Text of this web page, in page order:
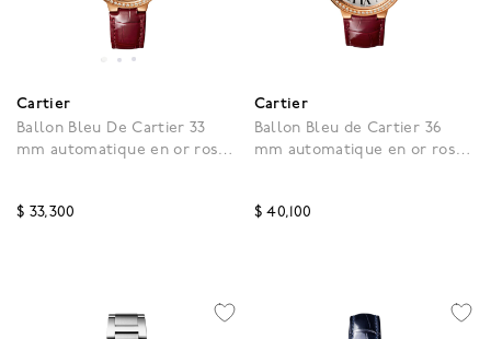
Cartier
Ballon Bleu De Cartier 33
mm automatique en or rose
$ 33,300
Cartier
Ballon Bleu de Cartier 36
mm automatique en or rose
$ 40,100